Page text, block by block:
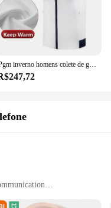
Pgm inverno homens colete de golfe à prova de vento masculino sem mangas jaquetas esportivas quentes gola casual coletes com zíper completo casacos de golfe